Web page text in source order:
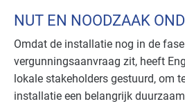
NUT EN NOODZAAK
Omdat de installatie nog in de
vergunningsaanvraag zit, heeft
lokale stakeholders gestuurd, om
installatie een belangrijk